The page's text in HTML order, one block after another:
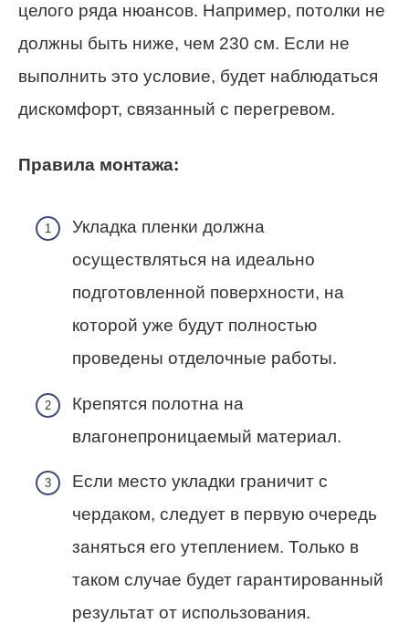
целого ряда нюансов. Например, потолки не
должны быть ниже, чем 230 см. Если не
выполнить это условие, будет наблюдаться
дискомфорт, связанный с перегревом.
Правила монтажа:
Укладка пленки должна
осуществляться на идеально
подготовленной поверхности, на
которой уже будут полностью
проведены отделочные работы.
Крепятся полотна на
влагонепроницаемый материал.
Если место укладки граничит с
чердаком, следует в первую очередь
заняться его утеплением. Только в
таком случае будет гарантированный
результат от использования.